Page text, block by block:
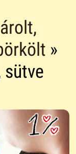
»
sütve